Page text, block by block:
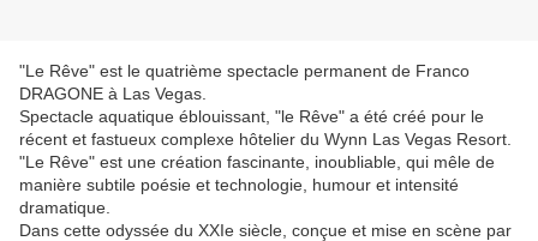
"Le Rêve" est le quatrième spectacle permanent de Franco
DRAGONE à Las Vegas.
Spectacle aquatique éblouissant, "le Rêve" a été créé pour le
récent et fastueux complexe hôtelier du Wynn Las Vegas Resort.
"Le Rêve" est une création fascinante, inoubliable, qui mêle de
manière subtile poésie et technologie, humour et intensité
dramatique.
Dans cette odyssée du XXIe siècle, conçue et mise en scène par